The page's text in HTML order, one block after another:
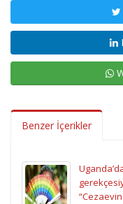
Benzer İçerikler